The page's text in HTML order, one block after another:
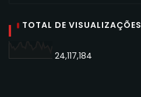
TOTAL DE VISUALIZAÇÕES
24,117,184